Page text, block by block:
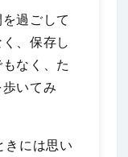
過ごして
、保存し
なく、た
いてみ
きには思い